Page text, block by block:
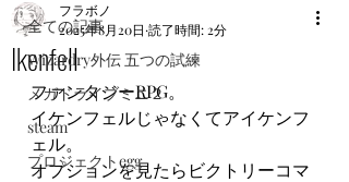
全ての記事
Wizardry外伝 五つの試練
メガドライブミニ２
steam
プロジェクトegg
Ikenfell
フラボノ
2025年8月20日 読了時間: 2分
ファンタジーRPG。
イケンフェルじゃなくてアイケンフ
ェル。
オプションを見たらビクトリーコマ